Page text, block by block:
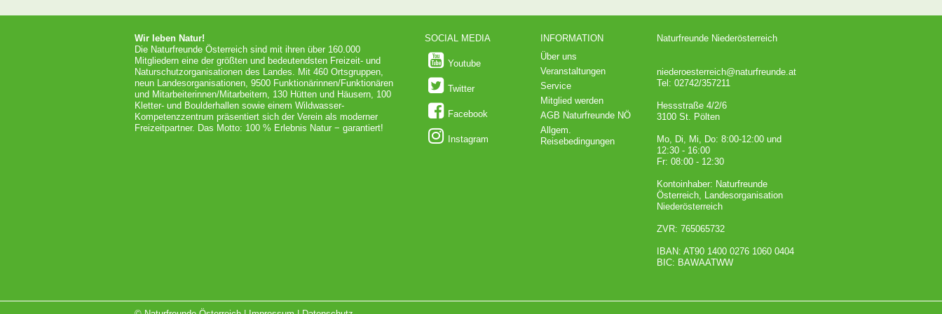
Wir leben Natur!
Die Naturfreunde Österreich sind mit ihren über 160.000
Mitgliedern eine der größten und bedeutendsten Freizeit- und
Naturschutzorganisationen des Landes. Mit 460 Ortsgruppen,
neun Landesorganisationen, 9500 Funktionärinnen/Funktionären
und Mitarbeiterinnen/Mitarbeitern, 130 Hütten und Häusern, 100
Kletter- und Boulderhallen sowie einem Wildwasser-
Kompetenzzentrum präsentiert sich der Verein als moderner
Freizeitpartner. Das Motto: 100 % Erlebnis Natur − garantiert!
SOCIAL MEDIA
Youtube
Twitter
Facebook
Instagram
INFORMATION
Über uns
Veranstaltungen
Service
Mitglied werden
AGB Naturfreunde NÖ
Allgem.
Reisebedingungen
Naturfreunde Niederösterreich
niederoesterreich@naturfreunde.at
Tel: 02742/357211
Hessstraße 4/2/6
3100 St. Pölten
Mo, Di, Mi, Do: 8:00-12:00 und
12:30 - 16:00
Fr: 08:00 - 12:30
Kontoinhaber: Naturfreunde
Österreich, Landesorganisation
Niederösterreich
ZVR: 765065732
IBAN: AT90 1400 0276 1060 0404
BIC: BAWAATWW